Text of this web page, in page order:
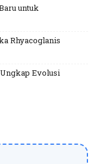
untuk
Rhyacoglanis
Evolusi